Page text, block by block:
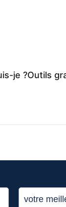
je ?Outils